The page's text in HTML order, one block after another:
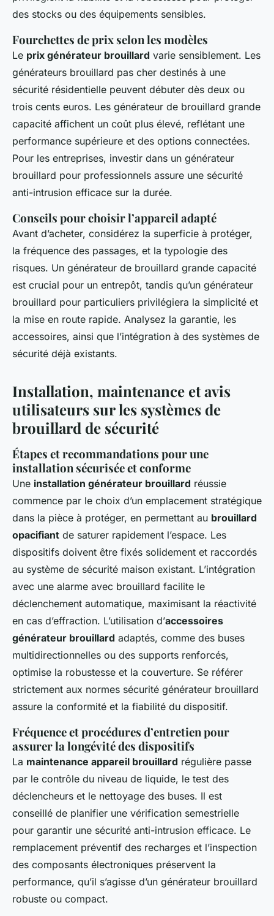
des stocks ou des équipements sensibles.
Fourchettes de prix selon les modèles
Le prix générateur brouillard varie sensiblement. Les
générateurs brouillard pas cher destinés à une
sécurité résidentielle peuvent débuter dès deux ou
trois cents euros. Les générateur de brouillard grande
capacité affichent un coût plus élevé, reflétant une
performance supérieure et des options connectées.
Pour les entreprises, investir dans un générateur
brouillard pour professionnels assure une sécurité
anti-intrusion efficace sur la durée.
Conseils pour choisir l’appareil adapté
Avant d’acheter, considérez la superficie à protéger,
la fréquence des passages, et la typologie des
risques. Un générateur de brouillard grande capacité
est crucial pour un entrepôt, tandis qu’un générateur
brouillard pour particuliers privilégiera la simplicité et
la mise en route rapide. Analysez la garantie, les
accessoires, ainsi que l’intégration à des systèmes de
sécurité déjà existants.
Installation, maintenance et avis
utilisateurs sur les systèmes de
brouillard de sécurité
Étapes et recommandations pour une
installation sécurisée et conforme
Une installation générateur brouillard réussie
commence par le choix d’un emplacement stratégique
dans la pièce à protéger, en permettant au brouillard
opacifiant de saturer rapidement l’espace. Les
dispositifs doivent être fixés solidement et raccordés
au système de sécurité maison existant. L’intégration
avec une alarme avec brouillard facilite le
déclenchement automatique, maximisant la réactivité
en cas d’effraction. L’utilisation d’accessoires
générateur brouillard adaptés, comme des buses
multidirectionnelles ou des supports renforcés,
optimise la robustesse et la couverture. Se référer
strictement aux normes sécurité générateur brouillard
assure la conformité et la fiabilité du dispositif.
Fréquence et procédures d’entretien pour
assurer la longévité des dispositifs
La maintenance appareil brouillard régulière passe
par le contrôle du niveau de liquide, le test des
déclencheurs et le nettoyage des buses. Il est
conseillé de planifier une vérification semestrielle
pour garantir une sécurité anti-intrusion efficace. Le
remplacement préventif des recharges et l’inspection
des composants électroniques préservent la
performance, qu’il s’agisse d’un générateur brouillard
robuste ou compact.